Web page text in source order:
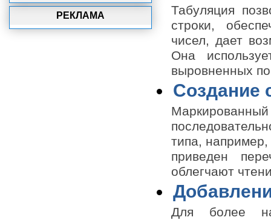
Табуляция
строки,
чисел, дает
Она
выровненных
Создание
типа,
приведен
облегчают
Для более
РЕКЛАМА
Знакомимся с Microsoft Access
Использование запросов для